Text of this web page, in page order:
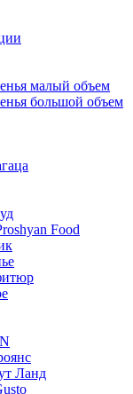
малый объем
большой объем
Food
Ланд